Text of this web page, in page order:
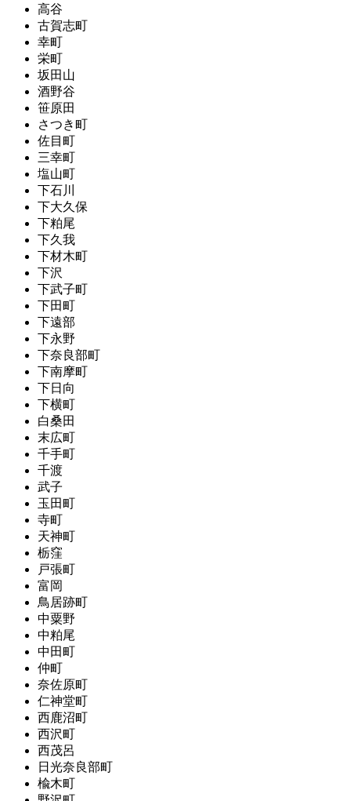
高谷
古賀志町
幸町
栄町
坂田山
酒野谷
笹原田
さつき町
佐目町
三幸町
塩山町
下石川
下大久保
下粕尾
下久我
下材木町
下沢
下武子町
下田町
下遠部
下永野
下奈良部町
下南摩町
下日向
下横町
白桑田
末広町
千手町
千渡
武子
玉田町
寺町
天神町
栃窪
戸張町
富岡
鳥居跡町
中粟野
中粕尾
中田町
仲町
奈佐原町
仁神堂町
西鹿沼町
西沢町
西茂呂
日光奈良部町
楡木町